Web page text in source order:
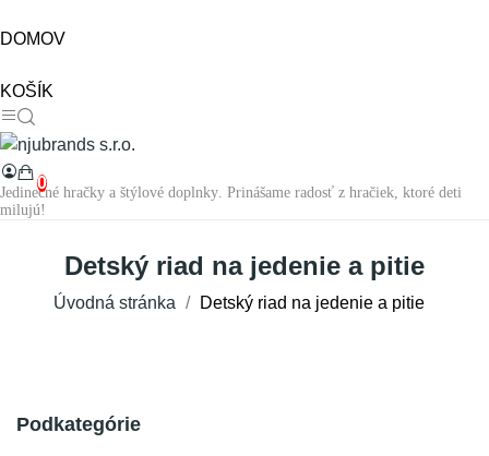
DOMOV
KOŠÍK
0
Jedinečné hračky a štýlové doplnky. Prinášame radosť z hračiek, ktoré deti
milujú!
Detský riad na jedenie a pitie
Úvodná stránka Detský riad na jedenie a pitie
Podkategórie